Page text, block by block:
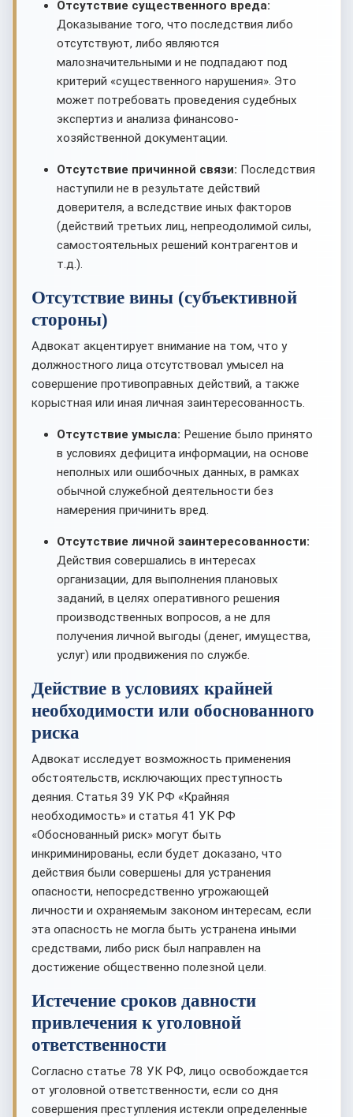
Отсутствие существенного вреда:
Доказывание того, что последствия либо
отсутствуют, либо являются
малозначительными и не подпадают под
критерий «существенного нарушения». Это
может потребовать проведения судебных
экспертиз и анализа финансово-
хозяйственной документации.
Отсутствие причинной связи: Последствия
наступили не в результате действий
доверителя, а вследствие иных факторов
(действий третьих лиц, непреодолимой силы,
самостоятельных решений контрагентов и
т.д.).
Отсутствие вины (субъективной
стороны)
Адвокат акцентирует внимание на том, что у
должностного лица отсутствовал умысел на
совершение противоправных действий, а также
корыстная или иная личная заинтересованность.
Отсутствие умысла: Решение было принято
в условиях дефицита информации, на основе
неполных или ошибочных данных, в рамках
обычной служебной деятельности без
намерения причинить вред.
Отсутствие личной заинтересованности:
Действия совершались в интересах
организации, для выполнения плановых
заданий, в целях оперативного решения
производственных вопросов, а не для
получения личной выгоды (денег, имущества,
услуг) или продвижения по службе.
Действие в условиях крайней
необходимости или обоснованного
риска
Адвокат исследует возможность применения
обстоятельств, исключающих преступность
деяния. Статья 39 УК РФ «Крайняя
необходимость» и статья 41 УК РФ
«Обоснованный риск» могут быть
инкриминированы, если будет доказано, что
действия были совершены для устранения
опасности, непосредственно угрожающей
личности и охраняемым законом интересам, если
эта опасность не могла быть устранена иными
средствами, либо риск был направлен на
достижение общественно полезной цели.
Истечение сроков давности
привлечения к уголовной
ответственности
Согласно статье 78 УК РФ, лицо освобождается
от уголовной ответственности, если со дня
совершения преступления истекли определенные